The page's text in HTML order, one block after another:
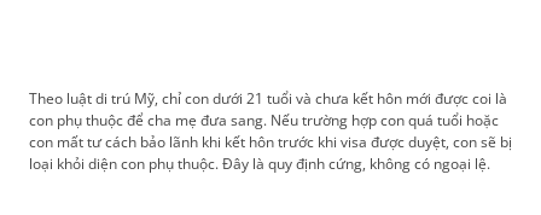
Theo luật di trú Mỹ, chỉ con dưới 21 tuổi và chưa kết hôn mới được coi là
con phụ thuộc để cha mẹ đưa sang. Nếu trường hợp con quá tuổi hoặc
con mất tư cách bảo lãnh khi kết hôn trước khi visa được duyệt, con sẽ bị
loại khỏi diện con phụ thuộc. Đây là quy định cứng, không có ngoại lệ.